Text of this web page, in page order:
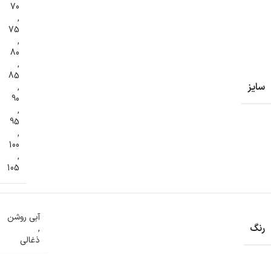
سایز
70
,
75
,
80
,
85
,
90
,
95
,
100
,
105
رنگ
آبی روشن
,
ذغالی